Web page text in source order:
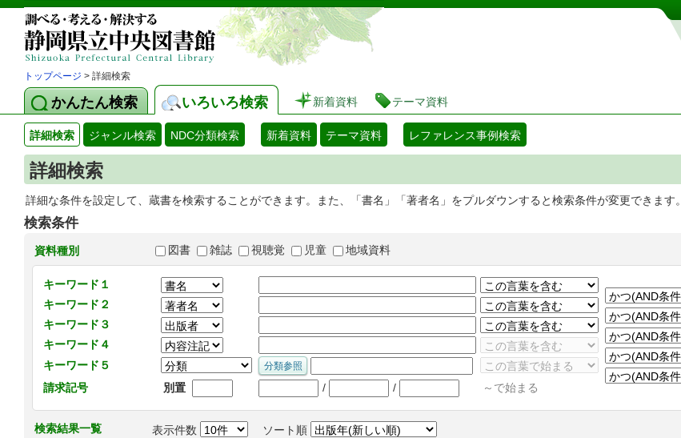
静岡県立図書館 蔵書検索・予約システム
トップページ > 詳細検索
かんたん検索 いろいろ検索 新着資料 テーマ資料
詳細検索 ジャンル検索 NDC分類検索 新着資料 テーマ資料 レファレンス事例検索
詳細検索
詳細な条件を設定して、蔵書を検索することができます。また、「書名」「著者名」をプルダウンすると検索条件が変更できます。
検索条件
資料種別 図書 雑誌 視聴覚 児童 地域資料
キーワード１
キーワード２
キーワード３
キーワード４
キーワード５
請求記号
別置 / / ～で始まる
検索結果一覧 表示件数 ソート順